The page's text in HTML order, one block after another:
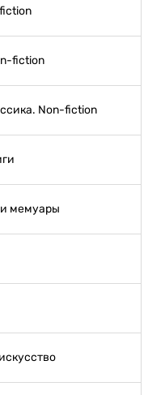
fiction
Non-fiction
мемуары